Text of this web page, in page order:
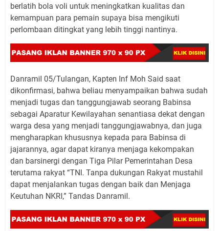
berlatih bola voli untuk meningkatkan kualitas dan
kemampuan para pemain supaya bisa mengikuti
perlombaan ditingkat yang lebih tinggi nantinya.
Danramil 05/Tulangan, Kapten Inf Moh Said saat
dikonfirmasi, bahwa beliau menyampaikan bahwa sudah
menjadi tugas dan tanggungjawab seorang Babinsa
sebagai Aparatur Kewilayahan senantiasa dekat dengan
warga desa yang menjadi tanggungjawabnya, dan juga
mengharapkan khususnya kepada para Babinsa di
jajarannya, agar dapat kiranya menjaga kekompakan
dan barsinergi dengan Tiga Pilar Pemerintahan Desa
terutama rakyat “TNI. Tanpa dukungan Rakyat mustahil
dapat menjalankan tugas dengan baik dan Menjaga
Keutuhan NKRI,” Tandas Danramil.